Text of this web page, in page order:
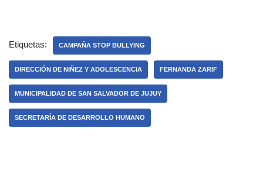
Etiquetas: CAMPAÑA STOP BULLYING
DIRECCIÓN DE NIÑEZ Y ADOLESCENCIA FERNANDA ZARIF
MUNICIPALIDAD DE SAN SALVADOR DE JUJUY
SECRETARÍA DE DESARROLLO HUMANO